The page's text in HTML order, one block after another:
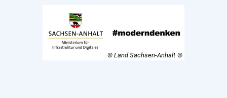
© Land Sachsen-Anhalt